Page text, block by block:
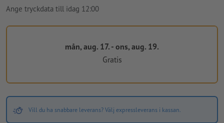
Ange tryckdata till idag 12:00
mån, aug. 17. - ons, aug. 19.
Gratis
Vill du ha snabbare leverans? Välj expressleverans i kassan.